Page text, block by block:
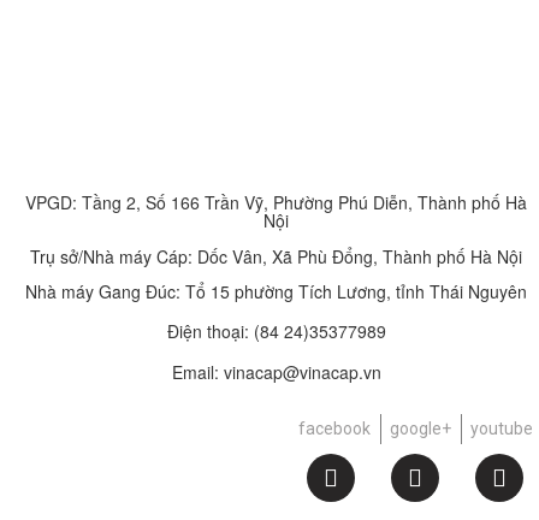
VPGD: Tầng 2, Số 166 Trần Vỹ, Phường Phú Diễn, Thành phố Hà
Nội
Trụ sở/Nhà máy Cáp: Dốc Vân, Xã Phù Đổng, Thành phố Hà Nội
Nhà máy Gang Đúc: Tổ 15 phường Tích Lương, tỉnh Thái Nguyên
Điện thoại: (84 24)35377989
Email: vinacap@vinacap.vn
facebook google+ youtube